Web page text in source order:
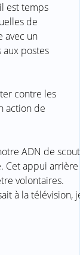
est temps
de
avec un
aux postes
contre les
action de
ADN de
Cet appui arrière
volontaires.
à la télévision,